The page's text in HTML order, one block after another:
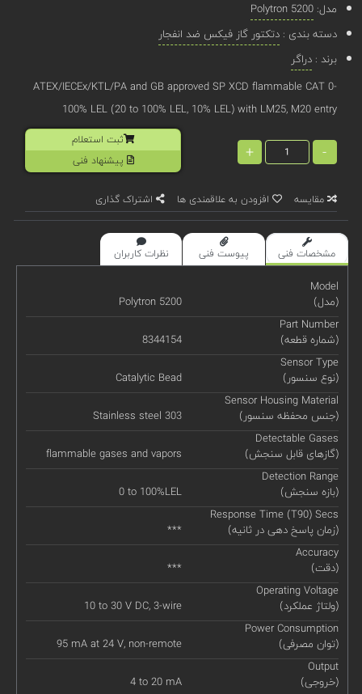
مدل:Polytron 5200
دسته بندی :دتکتور گاز فیکس ضد انفجار
برند :دراگر
ATEX/IECEx/KTL/PA and GB approved SP XCD flammable CAT 0-
100% LEL (20 to 100% LEL, 10% LEL) with LM25, M20 entry
-
+
ثبت استعلام
پیشنهاد فنی
مقایسه افزودن به علاقمندی ها اشتراک گذاری
مشخصات فنی پیوست فنی نظرات کاربران
Model
(مدل)
Polytron 5200
Part Number
(شماره قطعه)
8344154
Sensor Type
(نوع سنسور)
Catalytic Bead
Sensor Housing Material
(جنس محفظه سنسور)
Stainless steel 303
Detectable Gases
(گازهای قابل سنجش)
flammable gases and vapors
Detection Range
(بازه سنجش)
0 to 100%LEL
Response Time (T90) Secs
(زمان پاسخ دهی در ثانیه)
***
Accuracy
(دقت)
***
Operating Voltage
(ولتاژ عملکرد)
10 to 30 V DC, 3-wire
Power Consumption
(توان مصرفی)
95 mA at 24 V, non-remote
Output
(خروجی)
4 to 20 mA